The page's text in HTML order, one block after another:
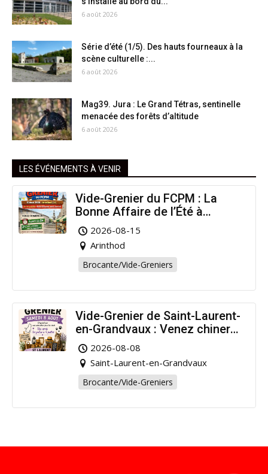
6 août 2026
Série d’été (1/5). Des hauts fourneaux à la
scène culturelle :...
6 août 2026
Mag39. Jura : Le Grand Tétras, sentinelle
menacée des forêts d’altitude
6 août 2026
LES ÉVÉNEMENTS À VENIR
Vide-Grenier du FCPM : La
Bonne Affaire de l’Été à
Arinthod !
2026-08-15
Arinthod
Brocante/Vide-Greniers
Vide-Grenier de Saint-Laurent-
en-Grandvaux : Venez chiner
pour la bonne cause !
2026-08-08
Saint-Laurent-en-Grandvaux
Brocante/Vide-Greniers